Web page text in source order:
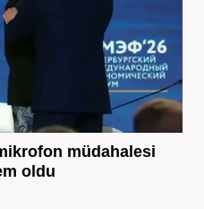
müdahalesi
oldu